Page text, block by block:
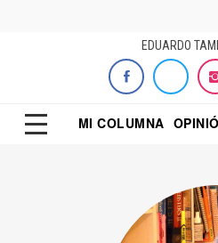
EDUARDO
MI COLUMNA